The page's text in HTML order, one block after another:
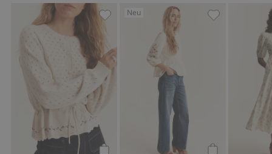
Strickjacke mit Blumen Newbie
Neu
Bestickte